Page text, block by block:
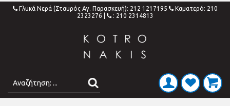
Γλυκά Νερά (Σταυρός Αγ. Παρασκευή): 212 1217195
Καματερό: 210
2323276
: 210 2314813